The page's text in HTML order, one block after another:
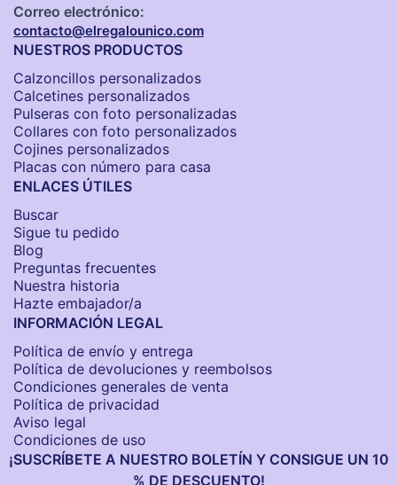
Correo electrónico:
contacto@elregalounico.com
NUESTROS PRODUCTOS
Calzoncillos personalizados​
Calcetines personalizados
Pulseras con foto personalizadas
Collares con foto personalizados
Cojines personalizados
Placas con número para casa
ENLACES ÚTILES
Buscar
Sigue tu pedido
Blog
Preguntas frecuentes
Nuestra historia
Hazte embajador/a
INFORMACIÓN LEGAL
Política de envío y entrega
Política de devoluciones y reembolsos
Condiciones generales de venta
Política de privacidad
Aviso legal
Condiciones de uso
¡SUSCRÍBETE A NUESTRO BOLETÍN Y CONSIGUE UN 10
% DE DESCUENTO!